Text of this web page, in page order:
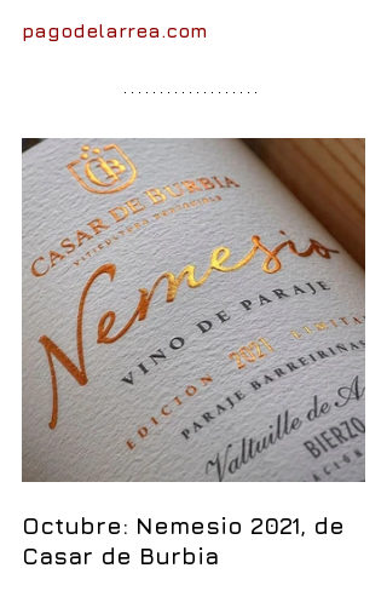
pagodelarrea.com
Octubre: Nemesio 2021, de
Casar de Burbia